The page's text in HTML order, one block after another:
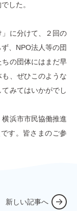
した。
に分けて、２回の
、NPO法人等の団
の団体にはまだ早
、ぜひこのような
みてはいかがでし
浜市市民協働推進
す。皆さまのご参
新しい記事へ